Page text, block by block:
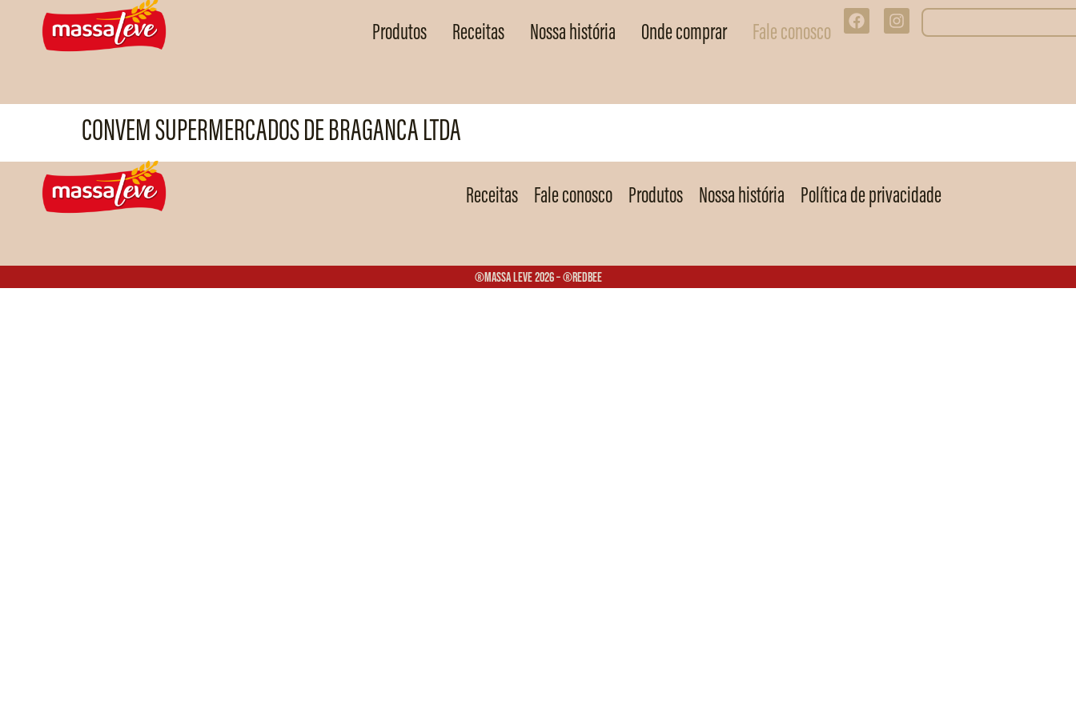
Produtos Receitas Nossa história Onde comprar Fale conosco
CONVEM SUPERMERCADOS DE BRAGANCA LTDA
Receitas Fale conosco Produtos Nossa história Política de privacidade
®Massa Leve 2026 – ®Redbee